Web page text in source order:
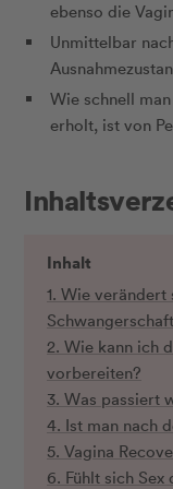
ebenso die
Unmittelbar
Wie schnell
erholt, ist von
Inhalt
1. Wie verändert
2. Wie kann ich
vorbereiten?
3. Was passiert
4. Ist man nach
5. Vagina
6. Fühlt sich Sex